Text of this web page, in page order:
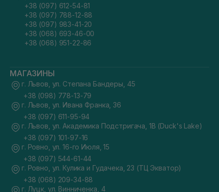
+38 (097) 612-54-81
+38 (097) 788-12-88
+38 (097) 983-41-20
+38 (068) 693-46-00
+38 (068) 951-22-86
МАГАЗИНЫ
г. Львов, ул. Степана Бандеры, 45
+38 (098) 778-13-79
г. Львов, ул. Ивана Франка, 36
+38 (097) 611-95-94
г. Львов, ул. Академика Подстригача, 1В (Duck's Lake)
+38 (097) 101-97-16
г. Ровно, ул. 16-го Июля, 15
+38 (097) 544-61-44
г. Ровно, ул. Кулика и Гудачека, 23 (ТЦ Экватор)
+38 (068) 209-34-88
г. Луцк, ул. Винниченка, 4